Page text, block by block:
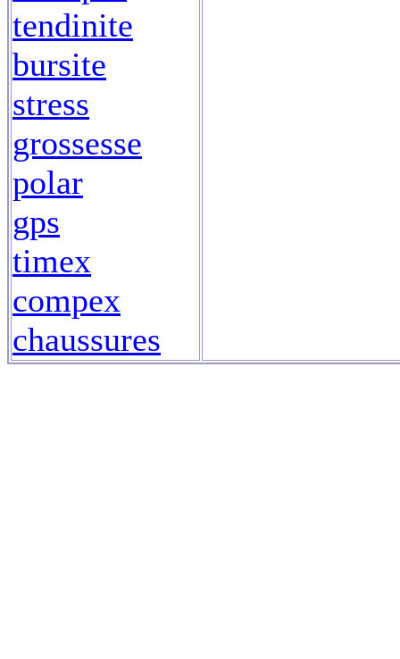
tendinite
bursite
stress
grossesse
polar
gps
timex
compex
chaussures